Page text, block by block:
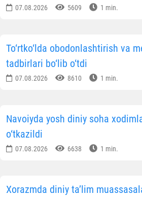
07.08.2026 5609 1 min.
To‘rtko‘lda obodonlashtirish va
tadbirlari bo‘lib o‘tdi
07.08.2026 8610 1 min.
Navoiyda yosh diniy soha
o‘tkazildi
07.08.2026 6638 1 min.
Xorazmda diniy ta’lim